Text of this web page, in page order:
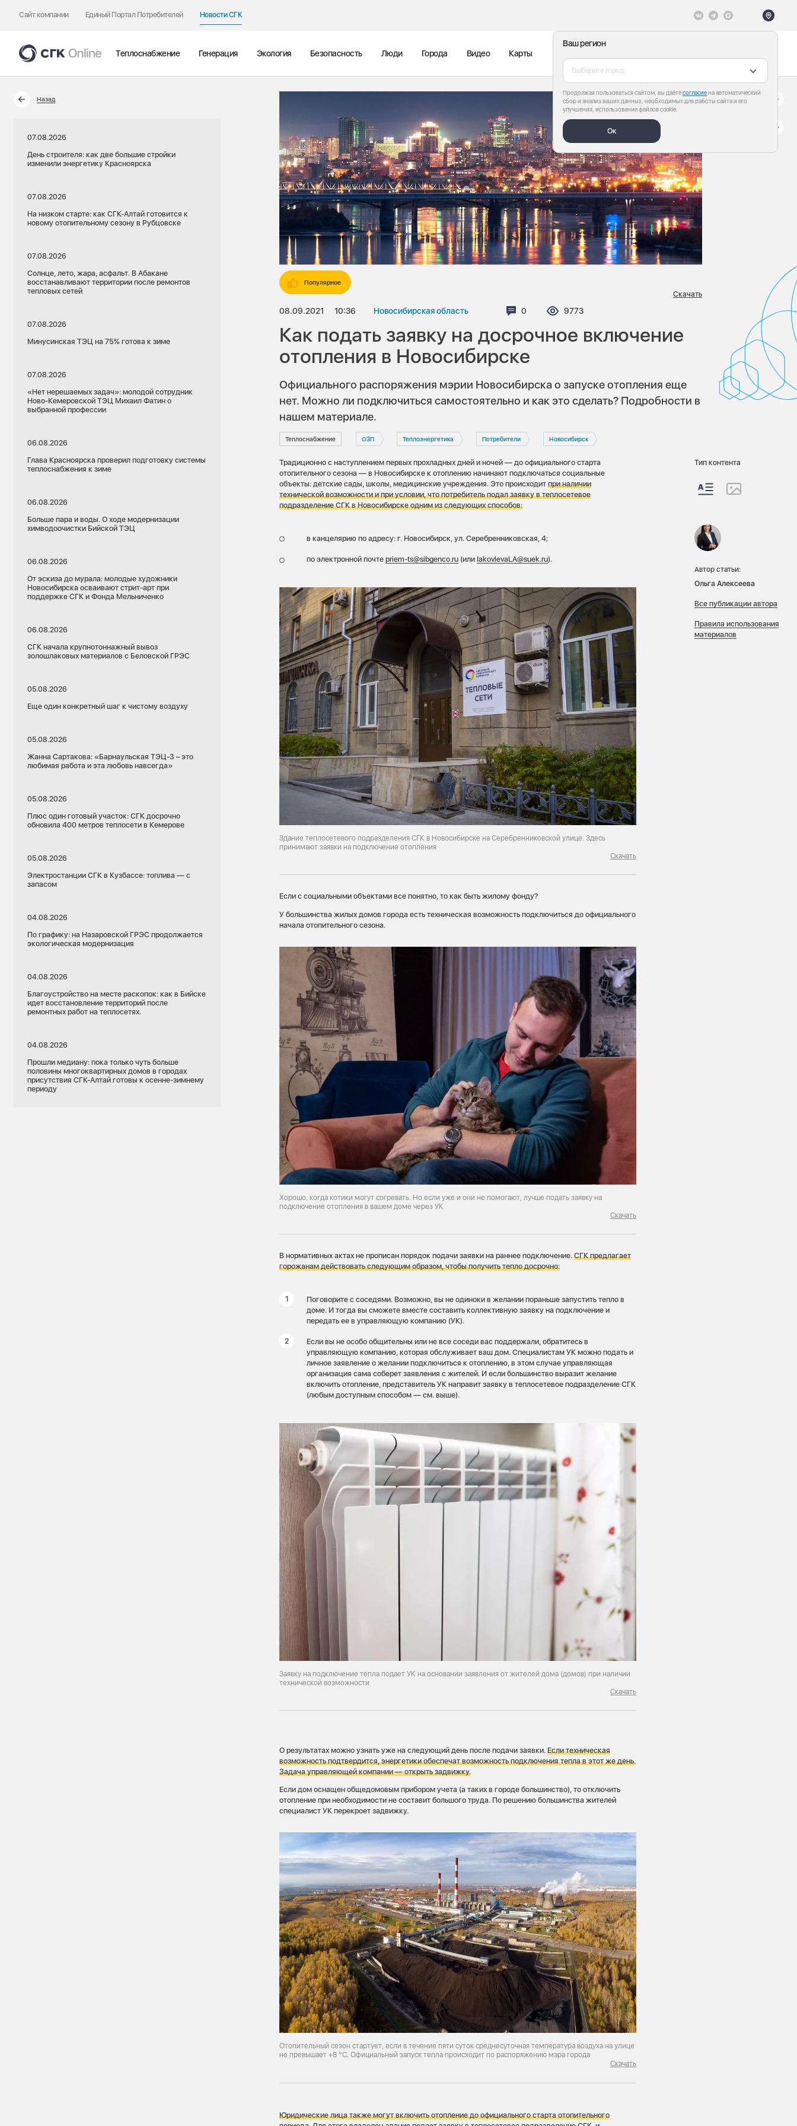
Сайт компании Единый Портал Потребителей Новости СГК
Ваш регион
Выберите город
Продолжая пользоваться сайтом, вы даётесогласиена автоматический
сбор и анализ ваших данных, необходимых для работы сайта и его
улучшения, использование файлов cookie.
Ок
Теплоснабжение Генерация Экология Безопасность Люди Города Видео Карты
Назад
07.08.2026
День строителя: как две большие стройки
изменили энергетику Красноярска
07.08.2026
На низком старте: как СГК-Алтай готовится к
новому отопительному сезону в Рубцовске
07.08.2026
Солнце, лето, жара, асфальт. В Абакане
восстанавливают территории после ремонтов
тепловых сетей
07.08.2026
Минусинская ТЭЦ на 75% готова к зиме
07.08.2026
«Нет нерешаемых задач»: молодой сотрудник
Ново-Кемеровской ТЭЦ Михаил Фатин о
выбранной профессии
06.08.2026
Глава Красноярска проверил подготовку системы
теплоснабжения к зиме
06.08.2026
Больше пара и воды. О ходе модернизации
химводоочистки Бийской ТЭЦ
06.08.2026
От эскиза до мурала: молодые художники
Новосибирска осваивают стрит-арт при
поддержке СГК и Фонда Мельниченко
06.08.2026
СГК начала крупнотоннажный вывоз
золошлаковых материалов с Беловской ГРЭС
05.08.2026
Еще один конкретный шаг к чистому воздуху
05.08.2026
Жанна Сартакова: «Барнаульская ТЭЦ-3 – это
любимая работа и эта любовь навсегда»
05.08.2026
Плюс один готовый участок: СГК досрочно
обновила 400 метров теплосети в Кемерове
05.08.2026
Электростанции СГК в Кузбассе: топлива — с
запасом
04.08.2026
По графику: на Назаровской ГРЭС продолжается
экологическая модернизация
04.08.2026
Благоустройство на месте раскопок: как в Бийске
идет восстановление территорий после
ремонтных работ на теплосетях.
04.08.2026
Прошли медиану: пока только чуть больше
половины многоквартирных домов в городах
присутствия СГК-Алтай готовы к осенне-зимнему
периоду
Популярное
08.09.2021 10:36 Новосибирская область Комментариев:
0 Просмотров:
9773
Скачать
Как подать заявку на досрочное включение
отопления в Новосибирске
Официального распоряжения мэрии Новосибирска о запуске отопления еще
нет. Можно ли подключиться самостоятельно и как это сделать? Подробности в
нашем материале.
Теплоснабжение ОЗП Теплоэнергетика Потребители Новосибирск
Традиционно с наступлением первых прохладных дней и ночей — до официального старта
отопительного сезона — в Новосибирске к отоплению начинают подключаться социальные
объекты: детские сады, школы, медицинские учреждения. Это происходитпри наличии
технической возможности и при условии, что потребитель подал заявку в теплосетевое
подразделение СГК в Новосибирске одним из следующих способов:
в канцелярию по адресу: г. Новосибирск, ул. Серебренниковская, 4;
по электронной почте priem-ts@sibgenco.ru(или IakovlevaLA@suek.ru).
Здание теплосетевого подразделения СГК в Новосибирске на Серебренниковской улице. Здесь
принимают заявки на подключение отопления
Скачать
Если с социальными объектами все понятно, то как быть жилому фонду?
У большинства жилых домов города есть техническая возможность подключиться до официального
начала отопительного сезона.
Хорошо, когда котики могут согревать. Но если уже и они не помогают, лучше подать заявку на
подключение отопления в вашем доме через УК
Скачать
В нормативных актах не прописан порядок подачи заявки на раннее подключение.СГК предлагает
горожанам действовать следующим образом, чтобы получить тепло досрочно:
Поговорите с соседями. Возможно, вы не одиноки в желании пораньше запустить тепло в
доме. И тогда вы сможете вместе составить коллективную заявку на подключение и
передать ее в управляющую компанию (УК).
Если вы не особо общительны или не все соседи вас поддержали, обратитесь в
управляющую компанию, которая обслуживает ваш дом. Специалистам УК можно подать и
личное заявление о желании подключиться к отоплению, в этом случае управляющая
организация сама соберет заявления с жителей. И если большинство выразит желание
включить отопление, представитель УК направит заявку в теплосетевое подразделение СГК
(любым доступным способом — см. выше).
Заявку на подключение тепла подает УК на основании заявления от жителей дома (домов) при наличии
технической возможности
Скачать
О результатах можно узнать уже на следующий день после подачи заявки.Если техническая
возможность подтвердится, энергетики обеспечат возможность подключения тепла в этот же день.
Задача управляющей компании — открыть задвижку.
Если дом оснащен общедомовым прибором учета (а таких в городе большинство), то отключить
отопление при необходимости не составит большого труда. По решению большинства жителей
специалист УК перекроет задвижку.
Отопительный сезон стартует, если в течение пяти суток среднесуточная температура воздуха на улице
не превышает +8 °С. Официальный запуск тепла происходит по распоряжению мэра города
Скачать
Юридические лица также могут включить отопление до официального старта отопительного
Тип контента
Автор статьи:
Ольга Алексеева
Все публикации автора
Правила использования
материалов